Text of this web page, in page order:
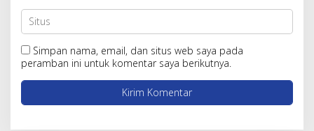
Simpan nama, email, dan situs web saya pada
peramban ini untuk komentar saya berikutnya.